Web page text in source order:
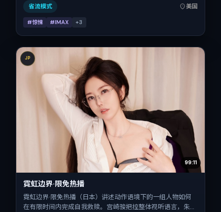
日 2020-08-09），全片117分钟，节奏张弛有度。
省流模式 美国
#惊悚 #IMAX +3
JP
99:11
霓虹边界·限免热播
霓虹边界·限免热播（日本）讲述动作语境下的一组人物如何
在有限时间内完成自我救赎。宫崎骏把控整体视听语言，朱一